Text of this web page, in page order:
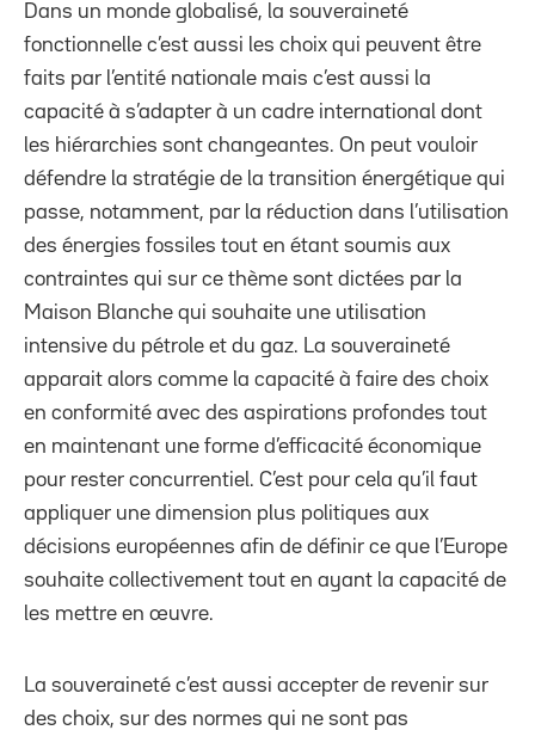
Dans un monde globalisé, la souveraineté
fonctionnelle c’est aussi les choix qui peuvent être
faits par l’entité nationale mais c’est aussi la
capacité à s’adapter à un cadre international dont
les hiérarchies sont changeantes. On peut vouloir
défendre la stratégie de la transition énergétique qui
passe, notamment, par la réduction dans l’utilisation
des énergies fossiles tout en étant soumis aux
contraintes qui sur ce thème sont dictées par la
Maison Blanche qui souhaite une utilisation
intensive du pétrole et du gaz. La souveraineté
apparait alors comme la capacité à faire des choix
en conformité avec des aspirations profondes tout
en maintenant une forme d’efficacité économique
pour rester concurrentiel. C’est pour cela qu’il faut
appliquer une dimension plus politiques aux
décisions européennes afin de définir ce que l’Europe
souhaite collectivement tout en ayant la capacité de
les mettre en œuvre.
La souveraineté c’est aussi accepter de revenir sur
des choix, sur des normes qui ne sont pas